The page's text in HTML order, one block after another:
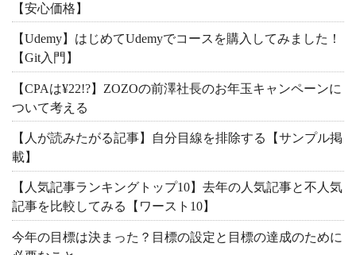
【安心価格】
【Udemy】はじめてUdemyでコースを購入してみました！
【Git入門】
【CPAは¥22!?】ZOZOの前澤社長のお年玉キャンペーンに
ついて考える
【人が読みたがる記事】自分目線を排除する【サンプル掲
載】
【人気記事ランキングトップ10】去年の人気記事と不人気
記事を比較してみる【ワースト10】
今年の目標は決まった？目標の設定と目標の達成のために